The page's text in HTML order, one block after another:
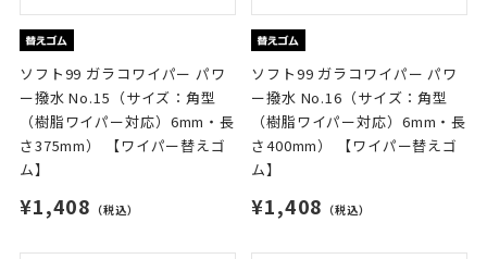
ソフト99 ガラコワイパー パワ
ー撥水 No.15（サイズ：角型
（樹脂ワイパー対応）6mm・長
さ375mm） 【ワイパー替えゴ
ム】
¥1,408 （税込）
ソフト99 ガラコワイパー パワ
ー撥水 No.16（サイズ：角型
（樹脂ワイパー対応）6mm・長
さ400mm） 【ワイパー替えゴ
ム】
¥1,408 （税込）